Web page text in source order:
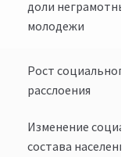
доли неграмотных
молодежи
Рост социального
расслоения
Изменение
состава населения